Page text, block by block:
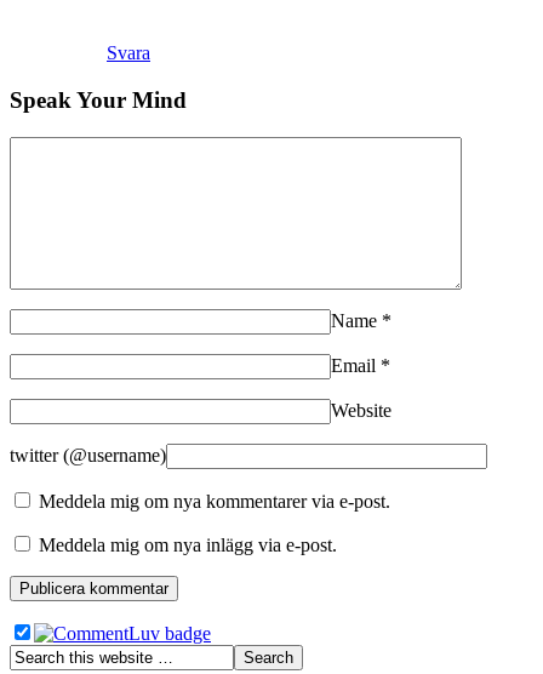
Svara
Speak Your Mind
Name *
Email *
Website
twitter (@username)
Meddela mig om nya kommentarer via e-post.
Meddela mig om nya inlägg via e-post.